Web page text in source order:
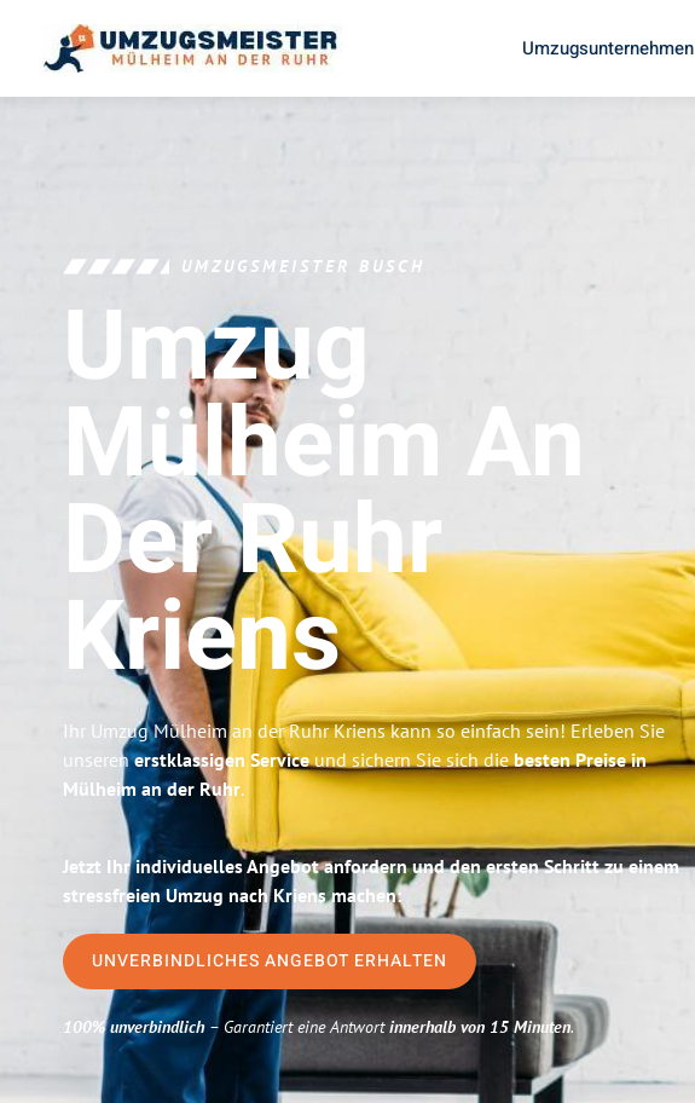
Umzugsunternehmen
UMZUGSMEISTER BUSCH
Umzug
Mülheim An
Der Ruhr
Kriens
Ihr Umzug Mülheim an der Ruhr Kriens kann so einfach sein! Erleben Sie
unserenerstklassigen Serviceund sichern Sie sich diebesten Preise in
Mülheim an der Ruhr.
Jetzt Ihr individuelles Angebot anfordern und den ersten Schritt zu einem
stressfreien Umzug nach Kriens machen:
UNVERBINDLICHES ANGEBOT ERHALTEN
100% unverbindlich– Garantiert eine Antwortinnerhalb von 15 Minuten.